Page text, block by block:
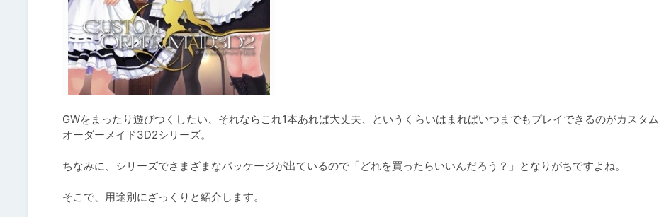
GWをまったり遊びつくしたい、それならこれ1本あれば大丈夫、というくらいはまればいつまでもプレイできるのがカスタム
オーダーメイド3D2シリーズ。
ちなみに、シリーズでさまざまなパッケージが出ているので「どれを買ったらいいんだろう？」となりがちですよね。
そこで、用途別にざっくりと紹介します。